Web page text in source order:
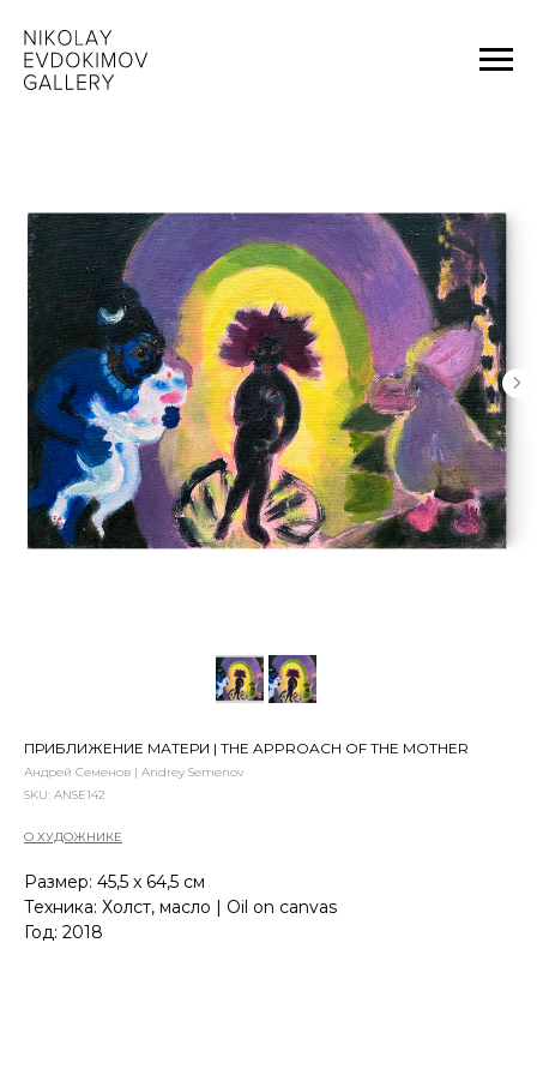
ПРИБЛИЖЕНИЕ МАТЕРИ | THE APPROACH OF THE MOTHER
Андрей Семенов | Andrey Semenov
SKU: ANSE142
О ХУДОЖНИКЕ
Размер: 45,5 x 64,5 см
Техника: Холст, масло | Oil on canvas
Год: 2018